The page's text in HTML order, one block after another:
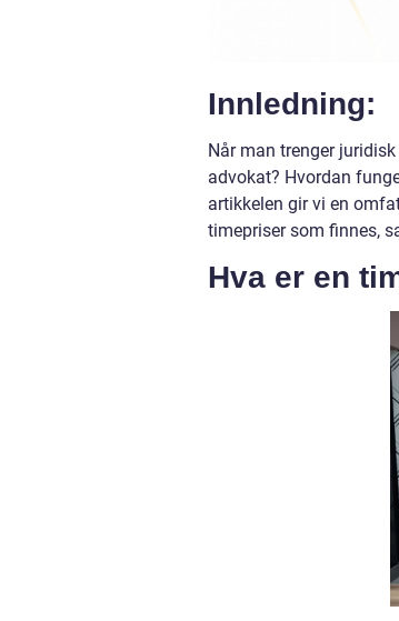
Innledning:
Når man trenger
advokat? Hvordan
artikkelen gir vi en
timepriser som finnes,
Hva er en